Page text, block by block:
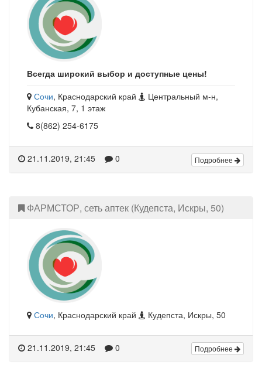
Всегда широкий выбор и доступные цены!
Сочи, Краснодарский край
Центральный м-н,
Кубанская, 7, 1 этаж
8(862) 254-6175
21.11.2019, 21:45 0 Подробнее
ФАРМСТОР, сеть аптек (Кудепста, Искры, 50)
Сочи, Краснодарский край Кудепста, Искры, 50
21.11.2019, 21:45 0 Подробнее